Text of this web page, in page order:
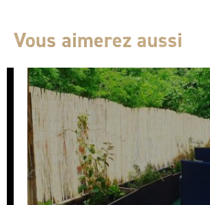
Vous aimerez aussi